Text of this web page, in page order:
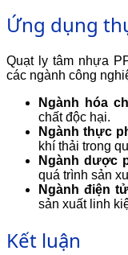
Ứng dụng
Quạt ly tâm nhựa
các ngành công
Ngành hóa
chất độc hại.
Ngành thực
khí thải trong
Ngành dược
quá trình sản
Ngành điện
sản xuất linh
Kết luận